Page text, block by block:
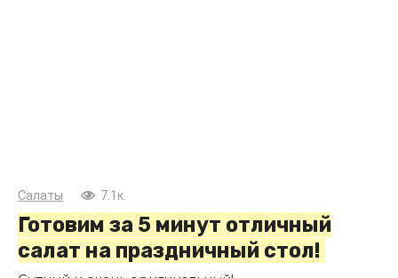
Салаты 7.1к.
Готовим за 5 минут отличный
салат на праздничный стол!